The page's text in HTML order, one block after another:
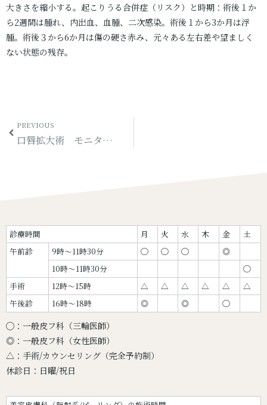
大きさを縮小する。起こりうる合併症（リスク）と時期：術後１か
ら2週間は腫れ、内出血、血腫、二次感染。術後１から3か月は浮
腫。術後３から6か月は傷の硬さ赤み、元々ある左右差や望ましく
ない状態の残存。
PREVIOUS
口唇拡大術 モニター（その1）
診療時間 月 火 水 木 金
土
午前診
9時〜11時30分 ◯ ◯ ◯
◎
10時〜11時30分
◯
手術
12時〜15時 △ △ △ △ △
△
午後診
16時〜18時 ◎ ◎ ◯
◯：一般皮フ科（三輪医師）
◎：一般皮フ科（女性医師）
△：手術/カウンセリング（完全予約制）
休診日：日曜/祝日